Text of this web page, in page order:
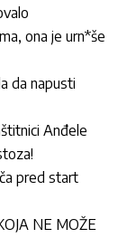
ona je urn*še
da napusti
Anđele
pred start
NE MOŽE